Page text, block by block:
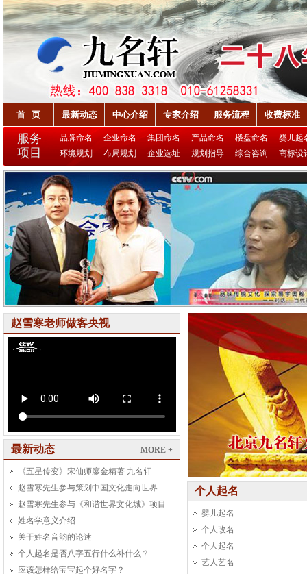
首 页 最新动态 中心介绍 专家介绍 服务流程 收费标准
服务
项目
品牌命名 企业命名 集团命名 产品命名 楼盘命名
婴儿起
环境规划
布局规划 企业选址 规划指导 综合咨询 商标设
赵雪寒老师做客央视
MORE +
最新动态
《五星传变》宋仙师廖金精著 九名轩
赵雪寒先生参与策划中国文化走向世界
赵雪寒先生参与《和谐世界文化城》项目
姓名学意义介绍
关于姓名音韵的论述
个人起名是否八字五行什么补什么？
应该怎样给宝宝起个好名字？
个人起名
婴儿起名
个人改名
个人起名
艺人艺名